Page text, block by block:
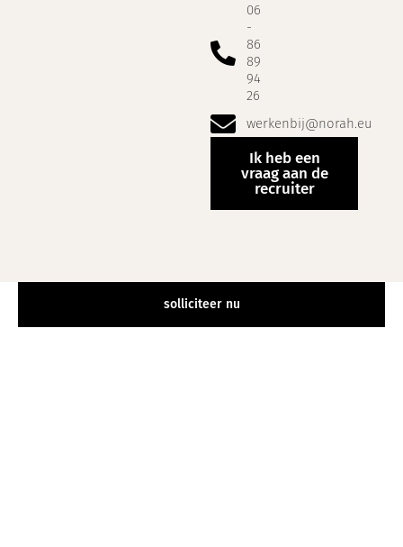
06
-
86
89
94
26
werkenbij@norah.eu
Ik heb een
vraag aan de
recruiter
solliciteer nu